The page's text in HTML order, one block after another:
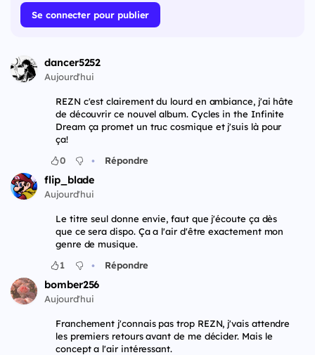
Se connecter pour publier
dancer5252
Aujourd'hui
REZN c'est clairement du lourd en ambiance, j'ai hâte
de découvrir ce nouvel album. Cycles in the Infinite
Dream ça promet un truc cosmique et j'suis là pour
ça!
0
• Répondre
flip_blade
Aujourd'hui
Le titre seul donne envie, faut que j'écoute ça dès
que ce sera dispo. Ça a l'air d'être exactement mon
genre de musique.
1
• Répondre
bomber256
Aujourd'hui
Franchement j'connais pas trop REZN, j'vais attendre
les premiers retours avant de me décider. Mais le
concept a l'air intéressant.